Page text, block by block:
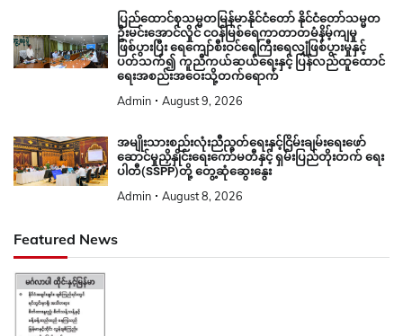
ပြည်ထောင်စုသမ္မတမြန်မာနိုင်ငံတော် နိုင်ငံတော်သမ္မတ
ဦးမင်းအောင်လှိုင် ငဝန်မြစ်ရေကာတာတမံနိမ့်ကျမှု
ဖြစ်ပွားပြီး ရေကျော်စီးဝင်ရေကြီးရေလျှံဖြစ်ပွားမှုနှင့်
ပတ်သက်၍ ကူညီကယ်ဆယ်ရေးနှင့် ပြန်လည်ထူထောင်
ရေးအစည်းအဝေးသို့တက်ရောက်
Admin August 9, 2026
အမျိုးသားစည်းလုံးညီညွတ်ရေးနှင့်ငြိမ်းချမ်းရေးဖော်
ဆောင်မှုညှိနှိုင်းရေးကော်မတီနှင့် ရှမ်းပြည်တိုးတက် ရေး
ပါတီ(SSPP)တို့ တွေ့ဆုံဆွေးနွေး
Admin August 8, 2026
Featured News